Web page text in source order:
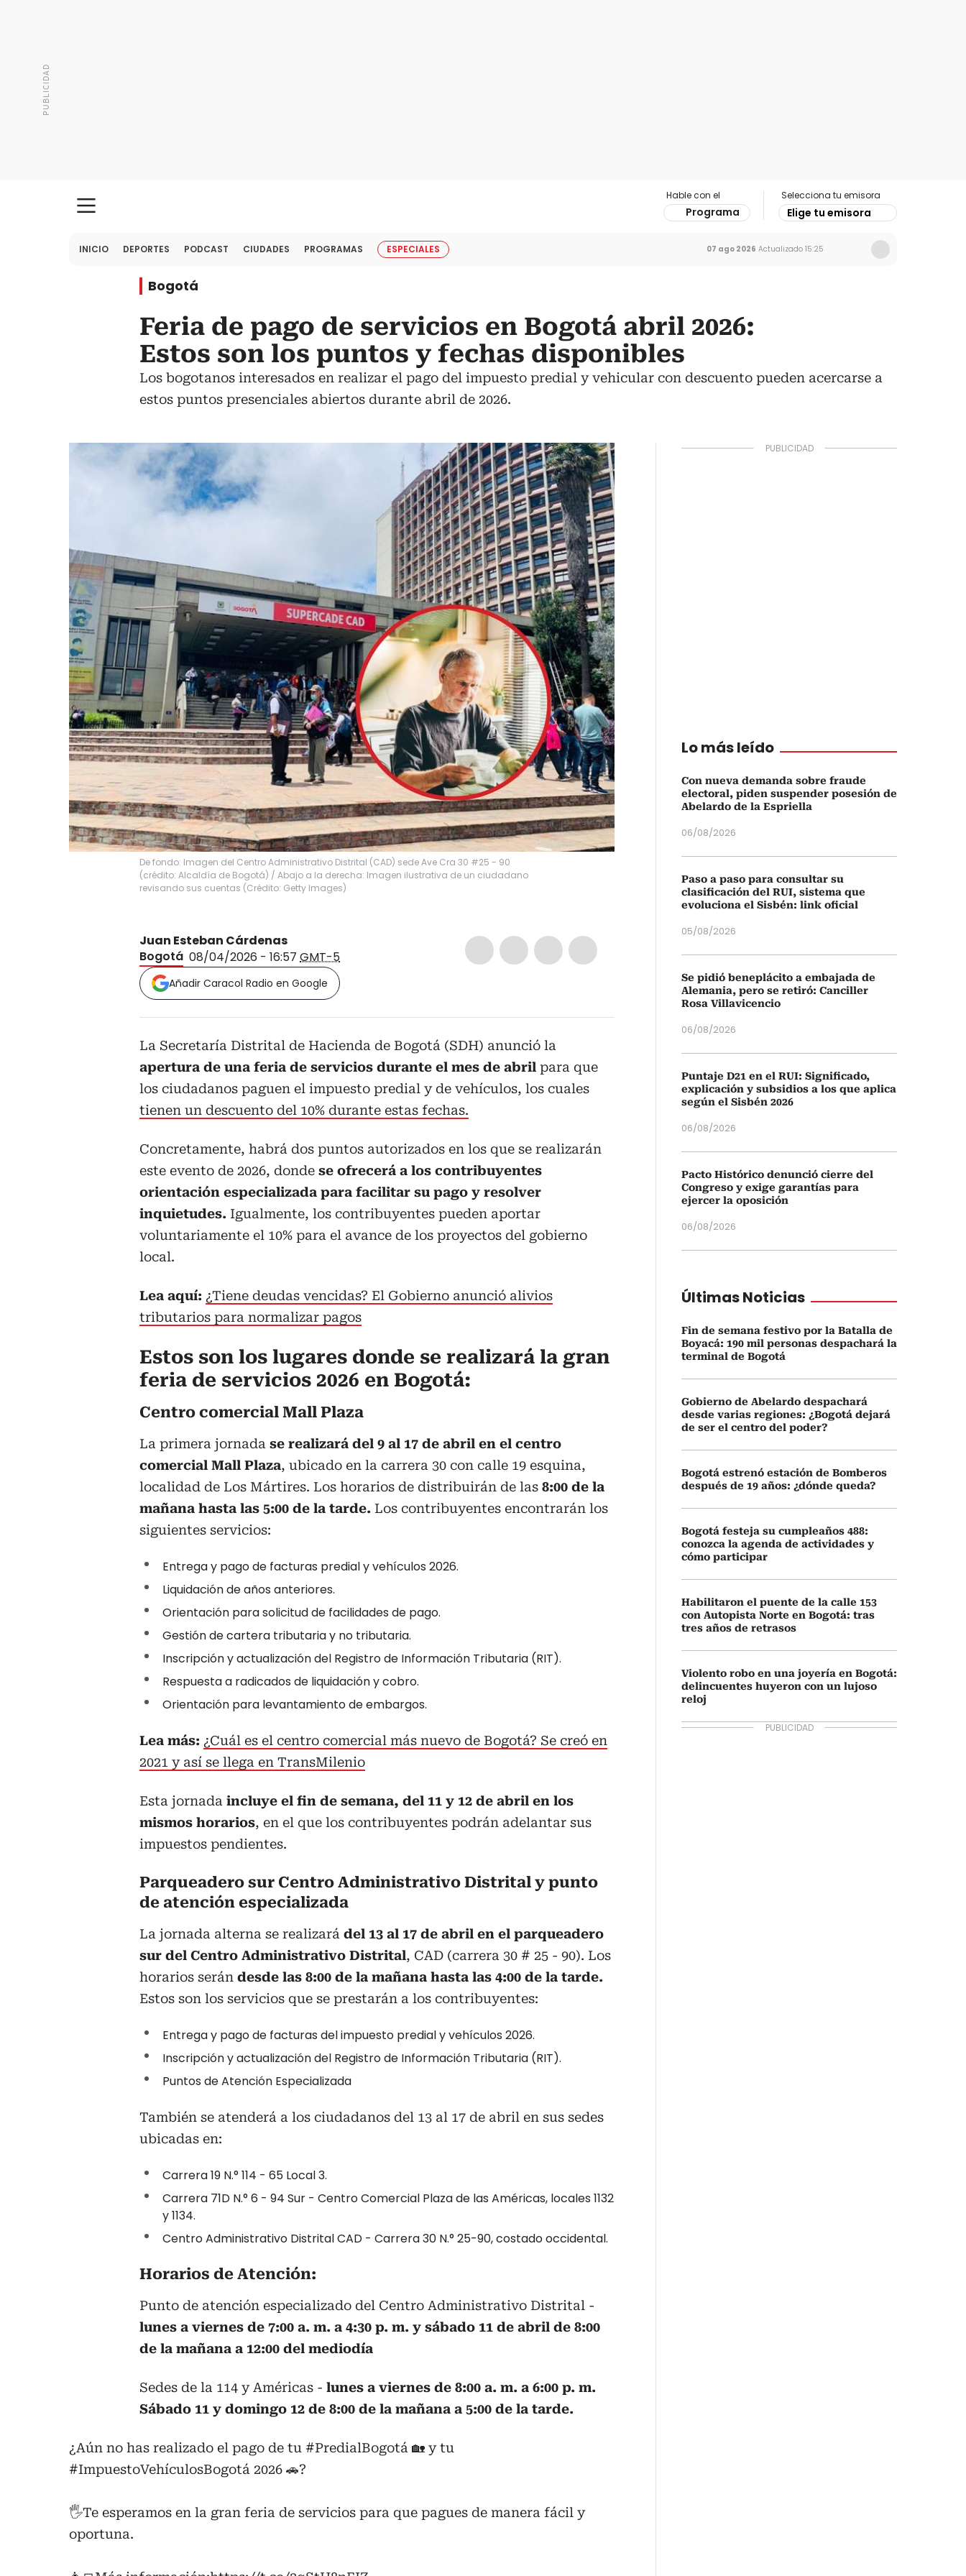
Hable con el
Programa
Selecciona tu emisora
Elige tu emisora
INICIO DEPORTES PODCAST CIUDADES PROGRAMAS ESPECIALES 07 ago 2026 Actualizado 15:25
Bogotá
Feria de pago de servicios en Bogotá abril 2026:
Estos son los puntos y fechas disponibles
Los bogotanos interesados en realizar el pago del impuesto predial y vehicular con descuento pueden acercarse a
estos puntos presenciales abiertos durante abril de 2026.
De fondo: Imagen del Centro Administrativo Distrital (CAD) sede Ave Cra 30 #25 - 90
(crédito: Alcaldía de Bogotá) / Abajo a la derecha: Imagen ilustrativa de un ciudadano
revisando sus cuentas (Crédito: Getty Images)
Juan Esteban Cárdenas
Bogotá 08/04/2026 - 16:57 GMT-5
Añadir Caracol Radio en Google
La Secretaría Distrital de Hacienda de Bogotá (SDH) anunció la
apertura de una feria de servicios durante el mes de abril para que
los ciudadanos paguen el impuesto predial y de vehículos, los cuales
tienen un descuento del 10% durante estas fechas.
Concretamente, habrá dos puntos autorizados en los que se realizarán
este evento de 2026, donde se ofrecerá a los contribuyentes
orientación especializada para facilitar su pago y resolver
inquietudes. Igualmente, los contribuyentes pueden aportar
voluntariamente el 10% para el avance de los proyectos del gobierno
local.
Lea aquí: ¿Tiene deudas vencidas? El Gobierno anunció alivios
tributarios para normalizar pagos
Estos son los lugares donde se realizará la gran
feria de servicios 2026 en Bogotá:
Centro comercial Mall Plaza
La primera jornada se realizará del 9 al 17 de abril en el centro
comercial Mall Plaza, ubicado en la carrera 30 con calle 19 esquina,
localidad de Los Mártires. Los horarios de distribuirán de las 8:00 de la
mañana hasta las 5:00 de la tarde. Los contribuyentes encontrarán los
siguientes servicios:
Entrega y pago de facturas predial y vehículos 2026.
Liquidación de años anteriores.
Orientación para solicitud de facilidades de pago.
Gestión de cartera tributaria y no tributaria.
Inscripción y actualización del Registro de Información Tributaria (RIT).
Respuesta a radicados de liquidación y cobro.
Orientación para levantamiento de embargos.
Lea más: ¿Cuál es el centro comercial más nuevo de Bogotá? Se creó en
2021 y así se llega en TransMilenio
Esta jornada incluye el fin de semana, del 11 y 12 de abril en los
mismos horarios, en el que los contribuyentes podrán adelantar sus
impuestos pendientes.
Parqueadero sur Centro Administrativo Distrital y punto
de atención especializada
La jornada alterna se realizará del 13 al 17 de abril en el parqueadero
sur del Centro Administrativo Distrital, CAD (carrera 30 # 25 - 90). Los
horarios serán desde las 8:00 de la mañana hasta las 4:00 de la tarde.
Estos son los servicios que se prestarán a los contribuyentes:
Entrega y pago de facturas del impuesto predial y vehículos 2026.
Inscripción y actualización del Registro de Información Tributaria (RIT).
Puntos de Atención Especializada
También se atenderá a los ciudadanos del 13 al 17 de abril en sus sedes
ubicadas en:
Carrera 19 N.° 114 - 65 Local 3.
Carrera 71D N.° 6 - 94 Sur - Centro Comercial Plaza de las Américas, locales 1132
y 1134.
Centro Administrativo Distrital CAD - Carrera 30 N.° 25-90, costado occidental.
Horarios de Atención:
Punto de atención especializado del Centro Administrativo Distrital -
lunes a viernes de 7:00 a. m. a 4:30 p. m. y sábado 11 de abril de 8:00
de la mañana a 12:00 del mediodía
Sedes de la 114 y Américas - lunes a viernes de 8:00 a. m. a 6:00 p. m.
Sábado 11 y domingo 12 de 8:00 de la mañana a 5:00 de la tarde.
¿Aún no has realizado el pago de tu #PredialBogotá 🏡 y tu
#ImpuestoVehículosBogotá 2026 🚗?
🖐️Te esperamos en la gran feria de servicios para que pagues de manera fácil y
oportuna.
Lo más leído
Con nueva demanda sobre fraude
electoral, piden suspender posesión de
Abelardo de la Espriella
06/08/2026
Paso a paso para consultar su
clasificación del RUI, sistema que
evoluciona el Sisbén: link oficial
05/08/2026
Se pidió beneplácito a embajada de
Alemania, pero se retiró: Canciller
Rosa Villavicencio
06/08/2026
Puntaje D21 en el RUI: Significado,
explicación y subsidios a los que aplica
según el Sisbén 2026
06/08/2026
Pacto Histórico denunció cierre del
Congreso y exige garantías para
ejercer la oposición
06/08/2026
Últimas Noticias
Fin de semana festivo por la Batalla de
Boyacá: 190 mil personas despachará la
terminal de Bogotá
Gobierno de Abelardo despachará
desde varias regiones: ¿Bogotá dejará
de ser el centro del poder?
Bogotá estrenó estación de Bomberos
después de 19 años: ¿dónde queda?
Bogotá festeja su cumpleaños 488:
conozca la agenda de actividades y
cómo participar
Habilitaron el puente de la calle 153
con Autopista Norte en Bogotá: tras
tres años de retrasos
Violento robo en una joyería en Bogotá:
delincuentes huyeron con un lujoso
reloj